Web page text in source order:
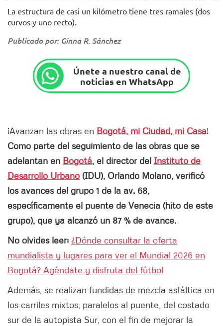
La estructura de casi un kilómetro tiene tres ramales (dos
curvos y uno recto).
Publicado por: Ginna R. Sánchez
Únete a nuestro canal de
noticias en WhatsApp
¡Avanzan las obras en Bogotá, mi Ciudad, mi Casa!
Como parte del seguimiento de las obras que se
adelantan en Bogotá, el director del Instituto de
Desarrollo Urbano (IDU), Orlando Molano, verificó
los avances del grupo 1 de la av. 68,
específicamente el puente de Venecia (hito de este
grupo), que ya alcanzó un 87 % de avance.
No olvides leer: ¿Dónde consultar la oferta
mundialista y lugares para ver el Mundial 2026 en
Bogotá? Agéndate y disfruta del fútbol
Además, se realizan fundidas de mezcla asfáltica en
los carriles mixtos, paralelos al puente, del costado
sur de la autopista Sur, con el fin de mejorar la